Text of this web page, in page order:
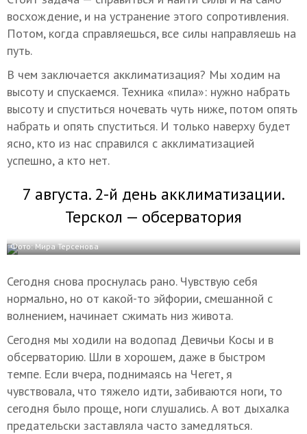
восхождение, и на устранение этого сопротивления.
Потом, когда справляешься, все силы направляешь на
путь.
В чем заключается акклиматизация? Мы ходим на
высоту и спускаемся. Техника «пила»: нужно набрать
высоту и спуститься ночевать чуть ниже, потом опять
набрать и опять спуститься. И только наверху будет
ясно, кто из нас справился с акклиматизацией
успешно, а кто нет.
7 августа. 2-й день акклиматизации.
Терскол — обсерватория
Фото: Мира Терсенова
Сегодня снова проснулась рано. Чувствую себя
нормально, но от какой-то эйфории, смешанной с
волнением, начинает сжимать низ живота.
Сегодня мы ходили на водопад Девичьи Косы и в
обсерваторию. Шли в хорошем, даже в быстром
темпе. Если вчера, поднимаясь на Чегет, я
чувствовала, что тяжело идти, забиваются ноги, то
сегодня было проще, ноги слушались. А вот дыхалка
предательски заставляла часто замедляться.